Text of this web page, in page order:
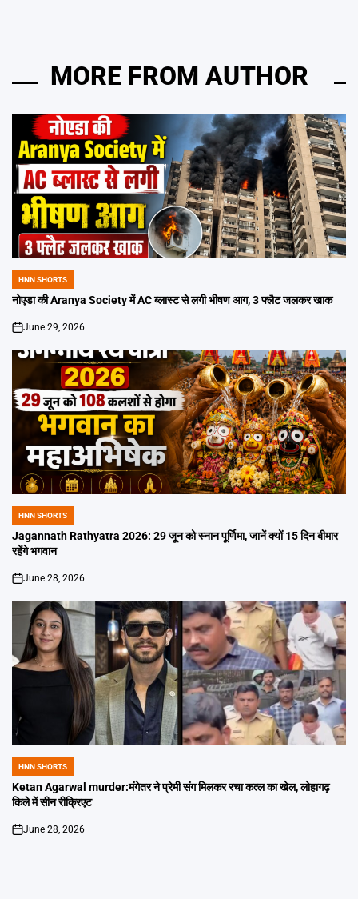
MORE FROM AUTHOR
POSTED
IN
HNN SHORTS
नोएडा की Aranya Society में AC ब्लास्ट से लगी भीषण आग, 3 फ्लैट जलकर खाक
on
June 29, 2026
POSTED
IN
HNN SHORTS
Jagannath Rathyatra 2026: 29 जून को स्नान पूर्णिमा, जानें क्यों 15 दिन बीमार
रहेंगे भगवान
on
June 28, 2026
POSTED
IN
HNN SHORTS
Ketan Agarwal murder:मंगेतर ने प्रेमी संग मिलकर रचा कत्ल का खेल, लोहागढ़
किले में सीन रीक्रिएट
on
June 28, 2026